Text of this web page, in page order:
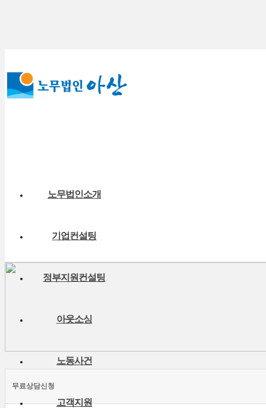
노무법인소개
기업컨설팅
정부지원컨설팅
아웃소싱
노동사건
고객지원
무료상담신청